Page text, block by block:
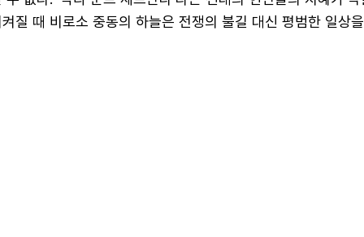
질 때 비로소 중동의 하늘은 전쟁의 불길 대신 평범한 일상